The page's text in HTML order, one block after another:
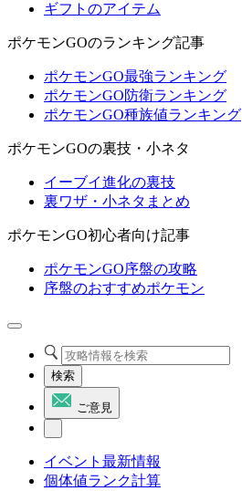
ギフトのアイテム
ポケモンGOのランキング記事
ポケモンGO最強ランキング
ポケモンGO防衛ランキング
ポケモンGO種族値ランキング
ポケモンGOの裏技・小ネタ
イーブイ進化の裏技
裏ワザ・小ネタまとめ
ポケモンGO初心者向け記事
ポケモンGO序盤の攻略
序盤のおすすめポケモン
検索
ご意見
イベント最新情報
個体値ランク計算